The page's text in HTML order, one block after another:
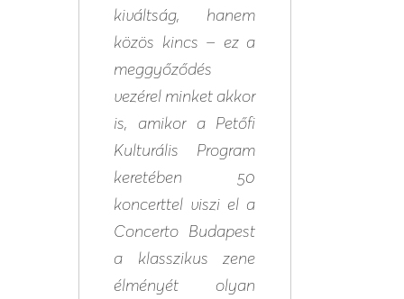
kiváltság, hanem
közös kincs – ez a
meggyőződés
vezérel minket akkor
is, amikor a Petőfi
Kulturális Program
keretében 50
koncerttel viszi el a
Concerto Budapest
a klasszikus zene
élményét olyan